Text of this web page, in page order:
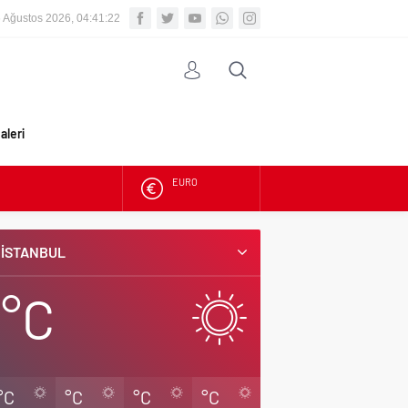
Ağustos 2026, 04:41:23
ALTIN
BIST
DOLAR
EURO
İSTANBUL
°C
°C °C °C